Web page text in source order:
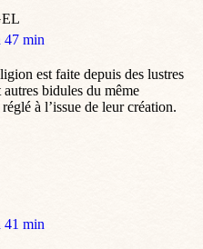
47 min
est faite depuis des lustres
bidules du même
à l’issue de leur création.
41 min